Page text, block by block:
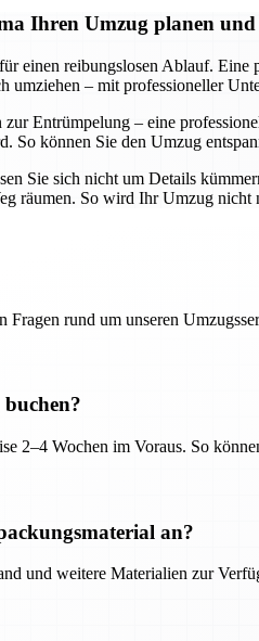
Ihren Umzug planen
einen reibungslosen Ablauf.
umziehen – mit professioneller
Entrümpelung – eine
So können Sie den Umzug
Sie sich nicht um Details
räumen. So wird Ihr Umzug
rund um unseren
2–4 Wochen im Voraus. So
an?
und weitere Materialien zur